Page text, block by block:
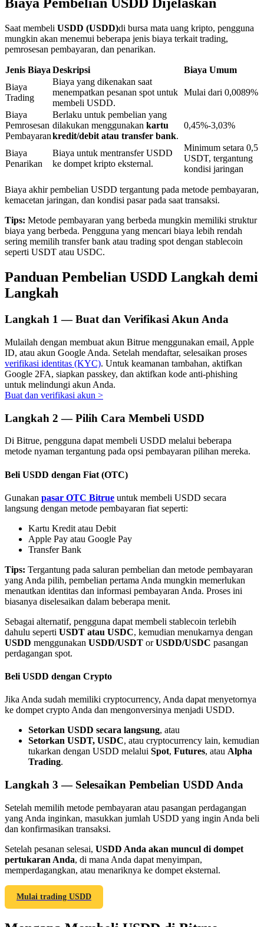
Penguncian BTR
Investasi eksklusif untuk pemegang BTR
Layanan pinjaman yang didukung Crypto
Investasi Otomatis
Raih keuntungan jangka panjang dan kepentingan fleksibel
Pelajari Staking
Pelajari tentang mendapatkan penghasilan pasif
Bitrue
AI
Mitra Bitrue
Hingga 65% Komisi!
Referensi
BTC Welcome Rewards
Biaya Pembelian USDD Dijelaskan
Saat membeli USDD (USDD)di bursa mata uang kripto, pengguna
mungkin akan menemui beberapa jenis biaya terkait trading,
pemrosesan pembayaran, dan penarikan.
Jenis Biaya Deskripsi
Biaya Umum
Biaya
Trading
Biaya yang dikenakan saat
menempatkan pesanan spot untuk
membeli USDD.
Mulai dari 0,0089%
Biaya
Pemrosesan
Pembayaran
Berlaku untuk pembelian yang
dilakukan menggunakan kartu
kredit/debit atau transfer bank.
0,45%-3,03%
Biaya
Penarikan
Biaya untuk mentransfer USDD
ke dompet kripto eksternal.
Minimum setara 0,5
USDT, tergantung
kondisi jaringan
Biaya akhir pembelian USDD tergantung pada metode pembayaran,
kemacetan jaringan, dan kondisi pasar pada saat transaksi.
Tips: Metode pembayaran yang berbeda mungkin memiliki struktur
biaya yang berbeda. Pengguna yang mencari biaya lebih rendah
sering memilih transfer bank atau trading spot dengan stablecoin
seperti USDT atau USDC.
Panduan Pembelian USDD Langkah demi
Langkah
Langkah 1 —Buat dan Verifikasi Akun Anda
Mulailah dengan membuat akun Bitrue menggunakan email, Apple
ID, atau akun Google Anda. Setelah mendaftar, selesaikan proses
verifikasi identitas (KYC). Untuk keamanan tambahan, aktifkan
Google 2FA, siapkan passkey, dan aktifkan kode anti-phishing
untuk melindungi akun Anda.
Buat dan verifikasi akun >
Langkah 2 — Pilih Cara Membeli USDD
Di Bitrue, pengguna dapat membeli USDD melalui beberapa
metode nyaman tergantung pada opsi pembayaran pilihan mereka.
Beli USDD dengan Fiat (OTC)
Gunakan pasar OTC Bitrue untuk membeli USDD secara
langsung dengan metode pembayaran fiat seperti:
Kartu Kredit atau Debit
Apple Pay atau Google Pay
Transfer Bank
Tips: Tergantung pada saluran pembelian dan metode pembayaran
yang Anda pilih, pembelian pertama Anda mungkin memerlukan
menautkan identitas dan informasi pembayaran Anda. Proses ini
biasanya diselesaikan dalam beberapa menit.
Sebagai alternatif, pengguna dapat membeli stablecoin terlebih
dahulu seperti USDT atau USDC, kemudian menukarnya dengan
USDD menggunakan USDD/USDT orUSDD/USDC pasangan
perdagangan spot.
Beli USDD dengan Crypto
Jika Anda sudah memiliki cryptocurrency, Anda dapat menyetornya
ke dompet crypto Anda dan mengonversinya menjadi USDD.
Setorkan USDD secara langsung, atau
Setorkan USDT, USDC, atau cryptocurrency lain, kemudian
tukarkan dengan USDD melalui Spot, Futures, atau Alpha
Trading.
Langkah 3 — Selesaikan Pembelian USDD Anda
Setelah memilih metode pembayaran atau pasangan perdagangan
yang Anda inginkan, masukkan jumlah USDD yang ingin Anda beli
dan konfirmasikan transaksi.
Setelah pesanan selesai, USDD Anda akan muncul di dompet
pertukaran Anda, di mana Anda dapat menyimpan,
memperdagangkan, atau menariknya ke dompet eksternal.
Mulai trading USDD